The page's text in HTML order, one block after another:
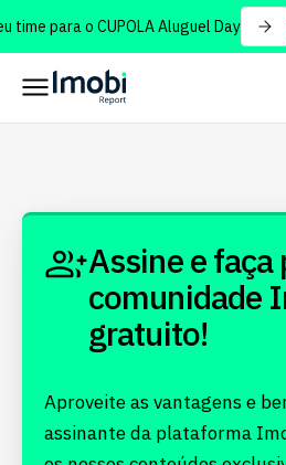
time para o CUPOLA Aluguel Day
Assine e faça
comunidade
gratuito!
Aproveite as vantagens e
assinante da plataforma